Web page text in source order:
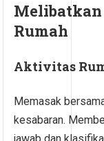
Rumah
Aktivitas
Memasak
kesabaran.